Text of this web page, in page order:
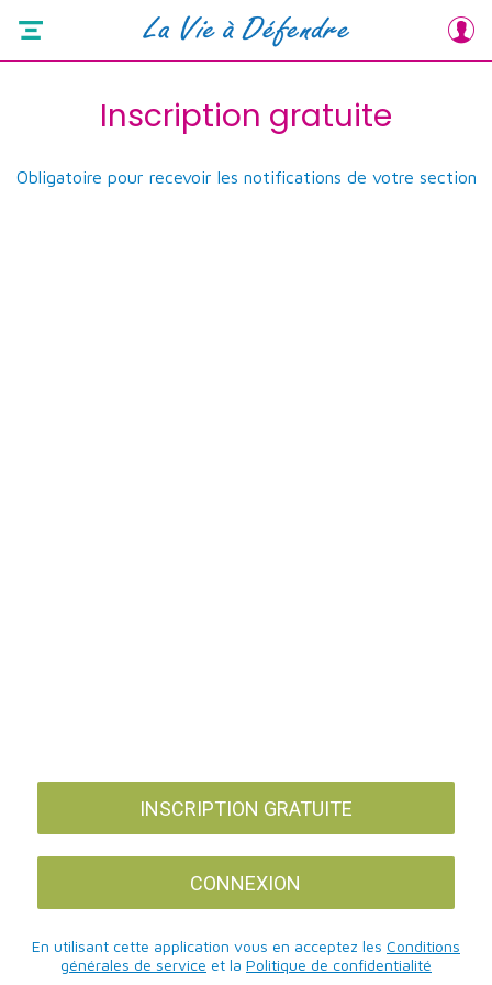
Inscription gratuite
Obligatoire pour recevoir les notifications de votre section
INSCRIPTION GRATUITE
CONNEXION
En utilisant cette application vous en acceptez les Conditions
générales de service et la Politique de confidentialité